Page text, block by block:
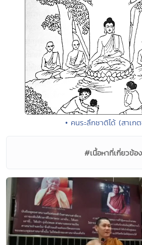
• คนระลึกชาติได้ (สาเก
#เนื้อหาที่เกี่ยวข้อง